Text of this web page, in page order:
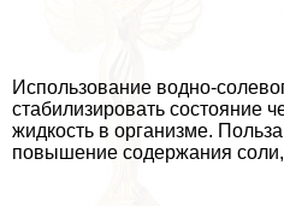
Использование водно-
стабилизировать состояние
жидкость в организме.
повышение содержания соли,